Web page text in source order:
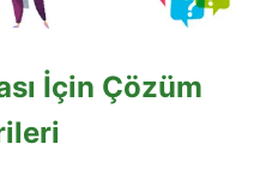
İçin Çözüm